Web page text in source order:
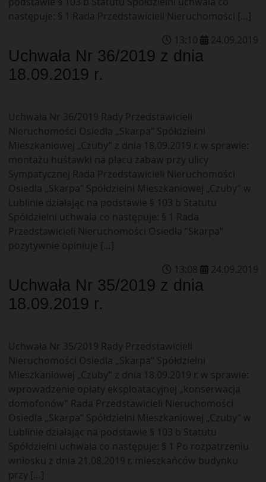
następuje: § 1 Rada Przedstawicieli Nieruchomości […]
13:10 24.09.2019
Uchwała Nr 36/2019 z dnia
18.09.2019 r.
Uchwała Nr 36/2019 Rady Przedstawicieli
Nieruchomości Osiedla „Skarpa” Spółdzielni
Mieszkaniowej „Czuby” z dnia 18.09.2019 r. w sprawie:
montażu huśtawki na placu zabaw przy ulicy
Sympatycznej Rada Przedstawicieli Nieruchomości
Osiedla „Skarpa” Spółdzielni Mieszkaniowej „Czuby” w
Lublinie działając na podstawie § 103 b Statutu
Spółdzielni uchwala co następuje: § 1 Rada
Przedstawicieli Nieruchomości Osiedla “Skarpa”
pozytywnie opiniuje […]
13:08 24.09.2019
Uchwała Nr 35/2019 z dnia
18.09.2019 r.
Uchwała Nr 35/2019 Rady Przedstawicieli
Nieruchomości Osiedla „Skarpa” Spółdzielni
Mieszkaniowej „Czuby” z dnia 18.09.2019 r. w sprawie:
wprowadzenie opłaty eksploatacyjnej „konserwacja
domofonów” Rada Przedstawicieli Nieruchomości
Osiedla „Skarpa” Spółdzielni Mieszkaniowej „Czuby” w
Lublinie działając na podstawie § 103 b Statutu
Spółdzielni uchwala co następuje: § 1 Po rozpatrzeniu
wniosku z dnia 21.08.2019 r. mieszkańców budynku
przy […]